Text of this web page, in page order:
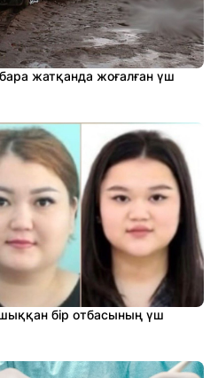
жатқанда жоғалған үш
бір отбасының үш